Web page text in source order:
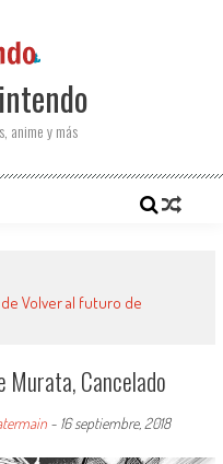
anime y más
de Volver al futuro de
Murata, Cancelado
- 16 septiembre, 2018